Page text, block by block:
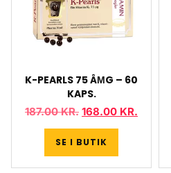
K-PEARLS 75 ÂΜG – 60
KAPS.
187.00KR. 168.00 KR.
SE I BUTIK